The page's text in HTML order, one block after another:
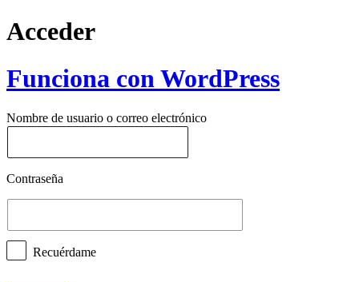
Acceder
Funciona con WordPress
Nombre de usuario o correo electrónico
Contraseña
Recuérdame